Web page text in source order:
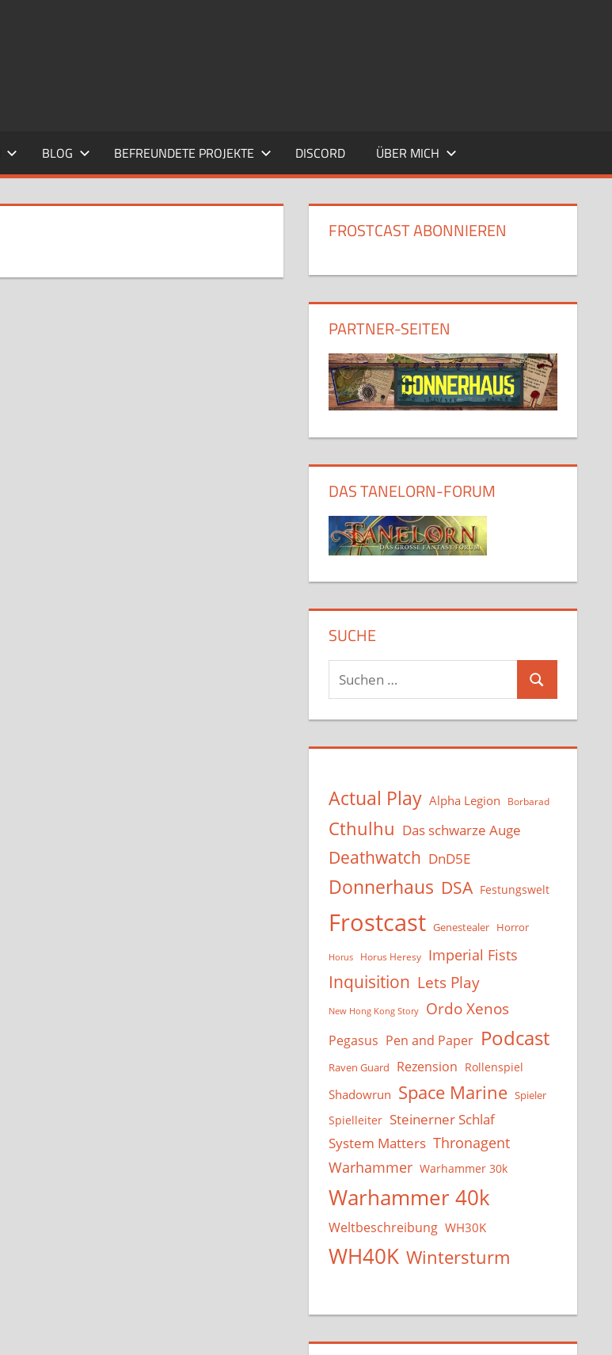
BLOG BEFREUNDETE PROJEKTE DISCORD ÜBER MICH
FROSTCAST ABONNIEREN
PARTNER-SEITEN
DAS TANELORN-FORUM
SUCHE
Suchen
nach:
Suchen
Actual Play Alpha Legion Borbarad
Cthulhu Das schwarze Auge
Deathwatch DnD5E
Donnerhaus DSA Festungswelt
Frostcast Genestealer Horror
Horus Horus Heresy Imperial Fists
Inquisition Lets Play
New Hong Kong Story Ordo Xenos
Pegasus Pen and Paper Podcast
Raven Guard Rezension Rollenspiel
Shadowrun Space Marine Spieler
Spielleiter Steinerner Schlaf
System Matters Thronagent
Warhammer Warhammer 30k
Warhammer 40k
Weltbeschreibung WH30K
WH40K Wintersturm